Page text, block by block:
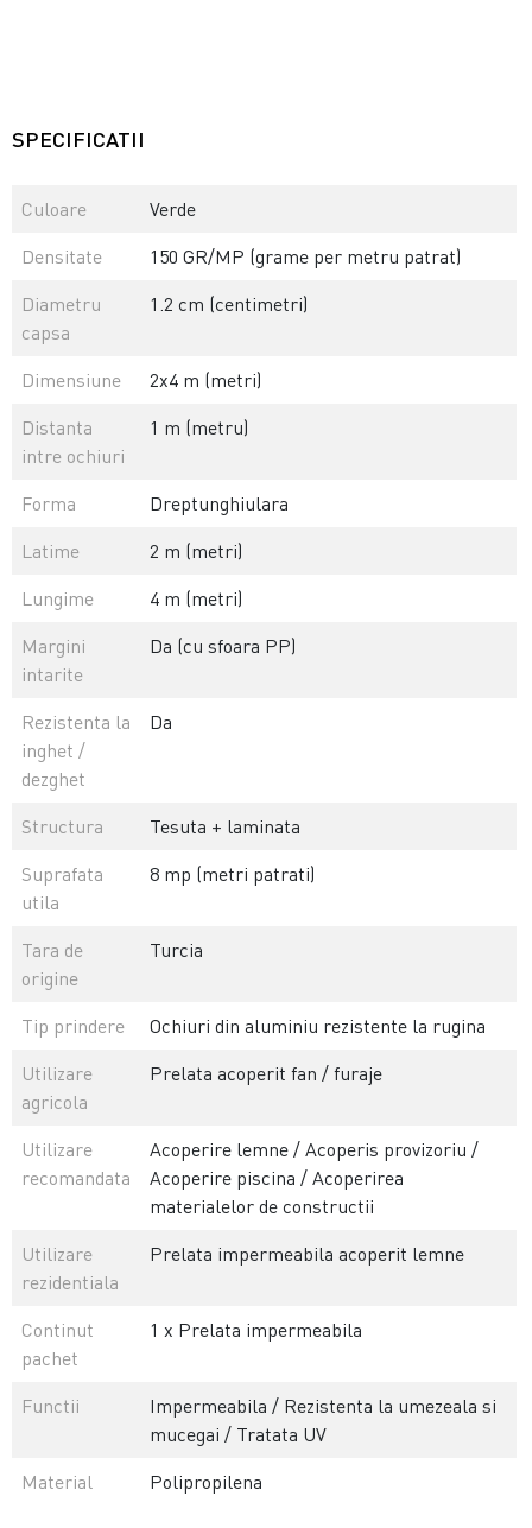
SPECIFICATII
Culoare
Verde
Densitate
150 GR/MP (grame per metru patrat)
Diametru
capsa
1.2 cm (centimetri)
Dimensiune
2x4 m (metri)
Distanta
intre ochiuri
1 m (metru)
Forma
Dreptunghiulara
Latime
2 m (metri)
Lungime
4 m (metri)
Margini
intarite
Da (cu sfoara PP)
Rezistenta la
inghet /
dezghet
Da
Structura
Tesuta + laminata
Suprafata
utila
8 mp (metri patrati)
Tara de
origine
Turcia
Tip prindere
Ochiuri din aluminiu rezistente la rugina
Utilizare
agricola
Prelata acoperit fan / furaje
Utilizare
recomandata
Acoperire lemne / Acoperis provizoriu /
Acoperire piscina / Acoperirea
materialelor de constructii
Utilizare
rezidentiala
Prelata impermeabila acoperit lemne
Continut
pachet
1 x Prelata impermeabila
Functii
Impermeabila / Rezistenta la umezeala si
mucegai / Tratata UV
Material
Polipropilena